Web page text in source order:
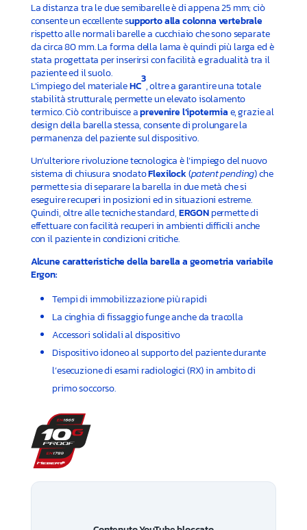
La distanza tra le due semibarelle è di appena 25 mm; ciò
consente un eccellente supporto alla colonna vertebrale
rispetto alle normali barelle a cucchiaio che sono separate
da circa 80 mm. La forma della lama è quindi più larga ed è
stata progettata per inserirsi con facilità e gradualità tra il
paziente ed il suolo.
L’impiego del materialeHC
3
, oltre a garantire una totale
stabilità strutturale, permette un elevato isolamento
termico. Ciò contribuisce aprevenire l’ipotermiae, grazie al
design della barella stessa, consente di prolungare la
permanenza del paziente sul dispositivo.
Un’ulteriore rivoluzione tecnologica è l’impiego del nuovo
sistema di chiusura snodatoFlexilock(patent pending) che
permette sia di separare la barella in due metà che si
eseguire recuperi in posizioni ed in situazioni estreme.
Quindi, oltre alle tecniche standard,ERGONpermette di
effettuare con facilità recuperi in ambienti difficili anche
con il paziente in condizioni critiche.
Alcune caratteristiche della barella a geometria variabile
Ergon:
Tempi di immobilizzazione più rapidi
La cinghia di fissaggio funge anche da tracolla
Accessori solidali al dispositivo
Dispositivo idoneo al supporto del paziente durante
l’esecuzione di esami radiologici (RX) in ambito di
primo soccorso.